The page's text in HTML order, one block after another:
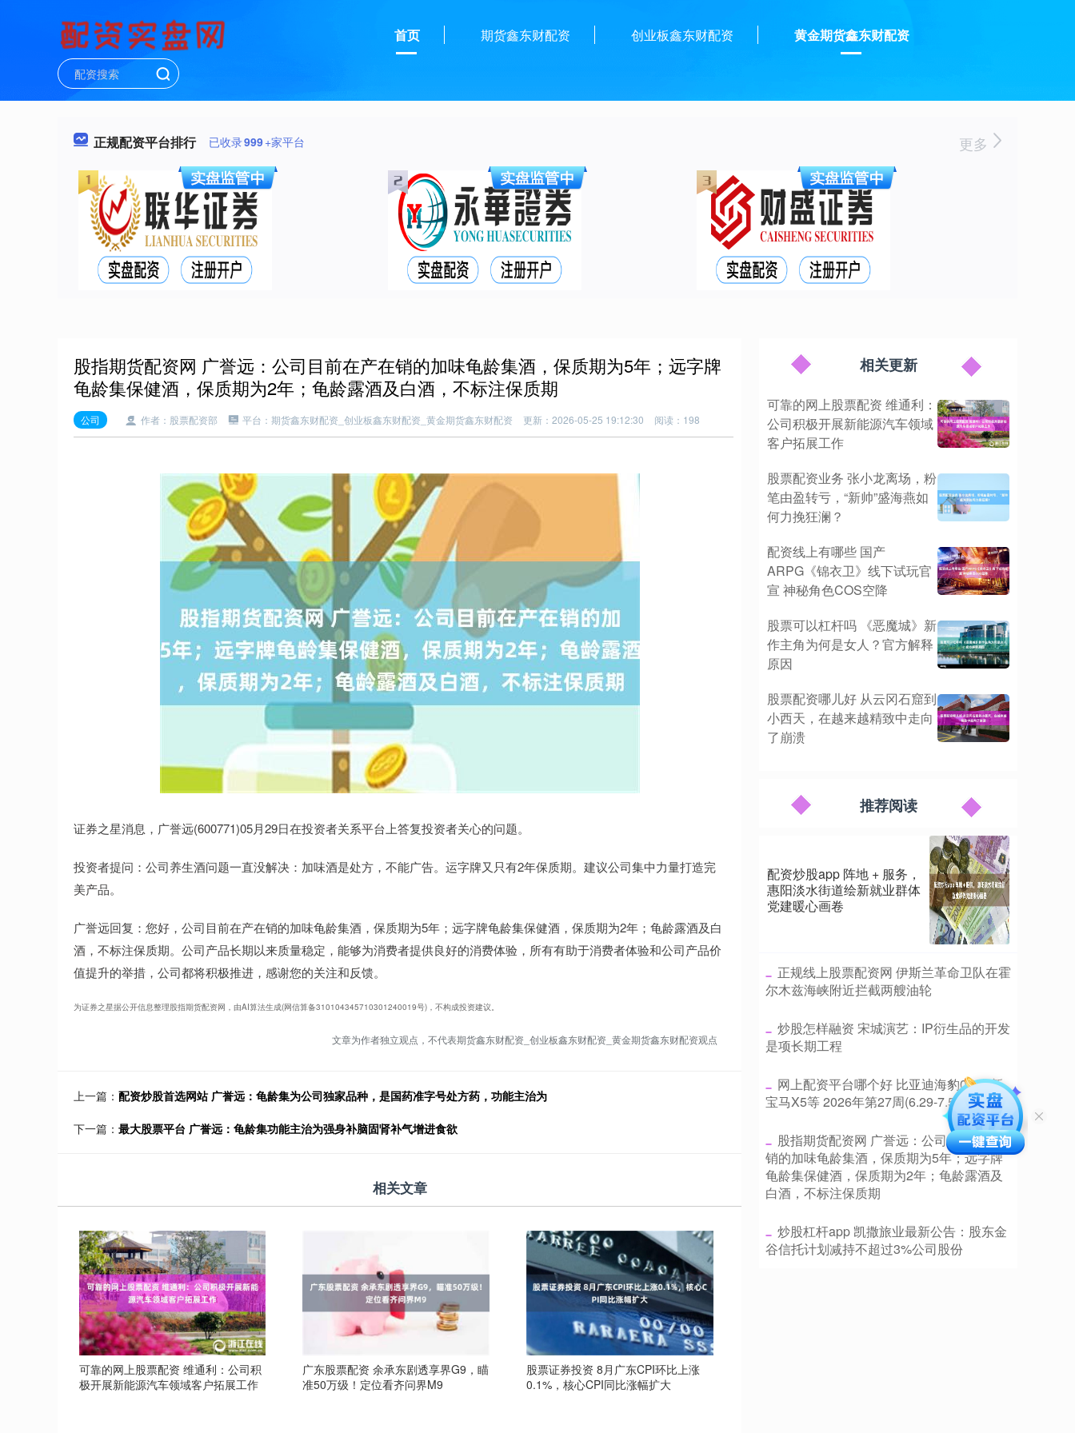
首页 期货鑫东财配资 创业板鑫东财配资 黄金期货鑫东财配资
正规配资平台排行 已收录999+家平台 更多
股指期货配资网 广誉远：公司目前在产在销的加味龟龄集酒，保质期为5年；远字牌
龟龄集保健酒，保质期为2年；龟龄露酒及白酒，不标注保质期
公司 作者：股票配资部 平台：期货鑫东财配资_创业板鑫东财配资_黄金期货鑫东财配资 更新：2026-05-25 19:12:30 阅读：198
证券之星消息，广誉远(600771)05月29日在投资者关系平台上答复投资者关心的问题。
投资者提问：公司养生酒问题一直没解决：加味酒是处方，不能广告。运字牌又只有2年保质期。建议公司集中力量打造完
美产品。
广誉远回复：您好，公司目前在产在销的加味龟龄集酒，保质期为5年；远字牌龟龄集保健酒，保质期为2年；龟龄露酒及白
酒，不标注保质期。公司产品长期以来质量稳定，能够为消费者提供良好的消费体验，所有有助于消费者体验和公司产品价
值提升的举措，公司都将积极推进，感谢您的关注和反馈。
为证券之星据公开信息整理股指期货配资网，由AI算法生成(网信算备310104345710301240019号)，不构成投资建议。
文章为作者独立观点，不代表期货鑫东财配资_创业板鑫东财配资_黄金期货鑫东财配资观点
上一篇： 配资炒股首选网站 广誉远：龟龄集为公司独家品种，是国药准字号处方药，功能主治为
下一篇： 最大股票平台 广誉远：龟龄集功能主治为强身补脑固肾补气增进食欲
相关文章
可靠的网上股票配资 维通利：公司积
极开展新能源汽车领域客户拓展工作
广东股票配资 余承东剧透享界G9，瞄
准50万级！定位看齐问界M9
股票证券投资 8月广东CPI环比上涨
0.1%，核心CPI同比涨幅扩大
相关更新
可靠的网上股票配资 维通利：
公司积极开展新能源汽车领域
客户拓展工作
股票配资业务 张小龙离场，粉
笔由盈转亏，“新帅”盛海燕如
何力挽狂澜？
配资线上有哪些 国产
ARPG《锦衣卫》线下试玩官
宣 神秘角色COS空降
股票可以杠杆吗 《恶魔城》新
作主角为何是女人？官方解释
原因
股票配资哪儿好 从云冈石窟到
小西天，在越来越精致中走向
了崩溃
推荐阅读
配资炒股app 阵地 + 服务，
惠阳淡水街道绘新就业群体
党建暖心画卷
​正规线上股票配资网 伊斯兰革命卫队在霍
尔木兹海峡附近拦截两艘油轮
​炒股怎样融资 宋城演艺：IP衍生品的开发
是项长期工程
​网上配资平台哪个好 比亚迪海豹08/全新
宝马X5等 2026年第27周(6.29-7.5)新车预告
​股指期货配资网 广誉远：公司目前在产在
销的加味龟龄集酒，保质期为5年；远字牌
龟龄集保健酒，保质期为2年；龟龄露酒及
白酒，不标注保质期
​炒股杠杆app 凯撒旅业最新公告：股东金
谷信托计划减持不超过3%公司股份